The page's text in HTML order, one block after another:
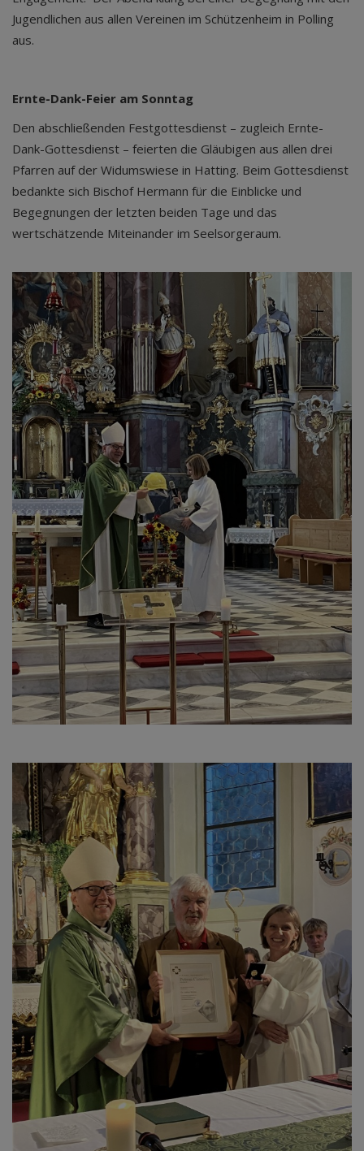
Jugendlichen aus allen Vereinen im Schützenheim in Polling
aus.
Ernte-Dank-Feier am Sonntag
Den abschließenden Festgottesdienst – zugleich Ernte-
Dank-Gottesdienst – feierten die Gläubigen aus allen drei
Pfarren auf der Widumswiese in Hatting. Beim Gottesdienst
bedankte sich Bischof Hermann für die Einblicke und
Begegnungen der letzten beiden Tage und das
wertschätzende Miteinander im Seelsorgeraum.